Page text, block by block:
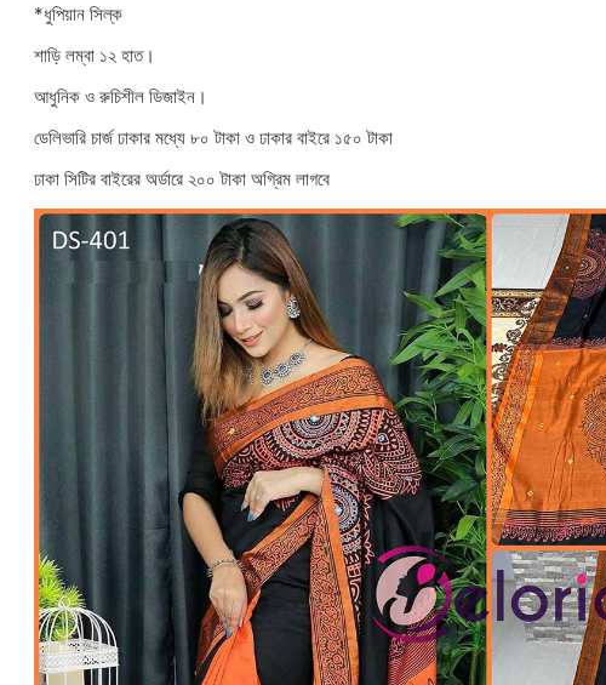
*ধুপিয়ান সিল্ক
শাড়ি লম্বা ১২ হাত।
আধুনিক ও রুচিশীল ডিজাইন।
ডেলিভারি চার্জ ঢাকার মধ্যে ৮০ টাকা ও ঢাকার বাইরে ১৫০ টাকা
ঢাকা সিটির বাইরের অর্ডারে ২০০ টাকা অগ্রিম লাগবে